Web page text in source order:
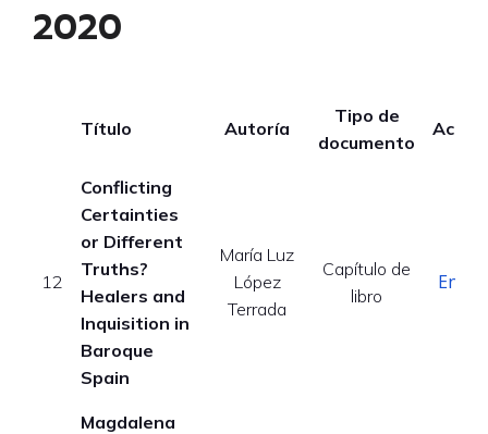
2020
Título Autoría
Tipo de
documento
12
Conflicting
Certainties
or Different
Truths?
Healers and
Inquisition in
Baroque
Spain
María Luz
López
Terrada
Capítulo de
libro
Magdalena